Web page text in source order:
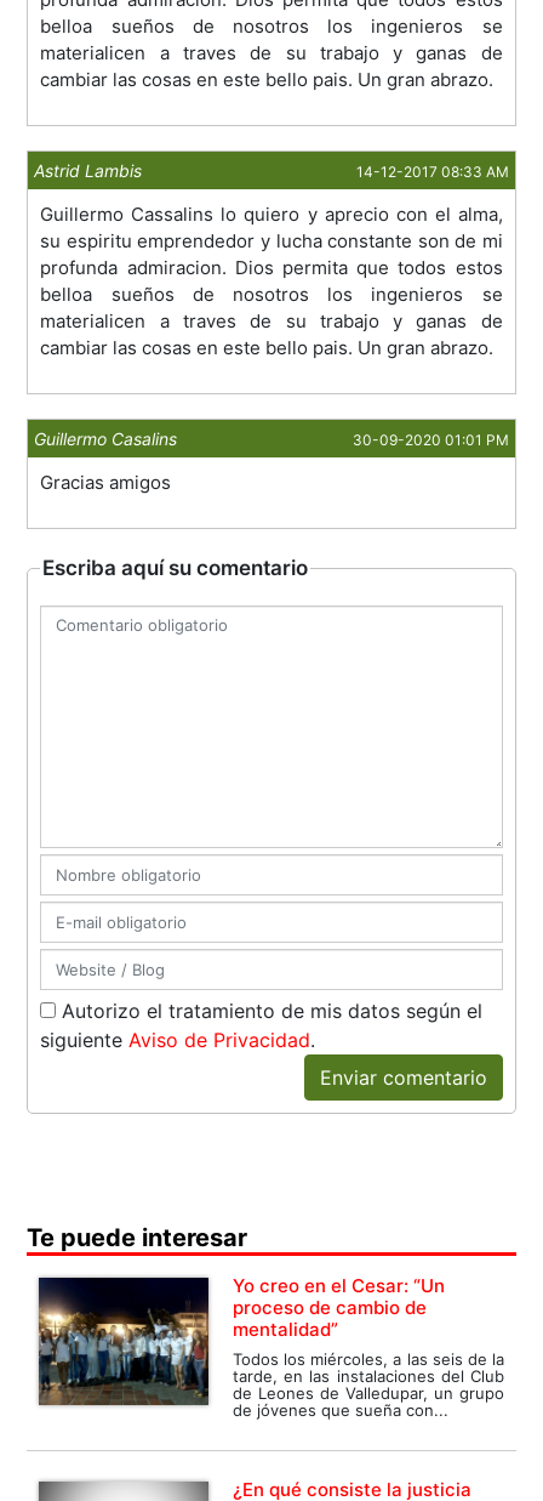
belloa sueños de nosotros los ingenieros se
materialicen a traves de su trabajo y ganas de
cambiar las cosas en este bello pais. Un gran abrazo.
Astrid Lambis 14-12-2017 08:33 AM
Guillermo Cassalins lo quiero y aprecio con el alma,
su espiritu emprendedor y lucha constante son de mi
profunda admiracion. Dios permita que todos estos
belloa sueños de nosotros los ingenieros se
materialicen a traves de su trabajo y ganas de
cambiar las cosas en este bello pais. Un gran abrazo.
Guillermo Casalins 30-09-2020 01:01 PM
Gracias amigos
Escriba aquí su comentario
Autorizo el tratamiento de mis datos según el
siguienteAviso de Privacidad.
Enviar comentario
Te puede interesar
Yo creo en el Cesar: “Un
proceso de cambio de
mentalidad”
Todos los miércoles, a las seis de la
tarde, en las instalaciones del Club
de Leones de Valledupar, un grupo
de jóvenes que sueña con...
¿En qué consiste la justicia